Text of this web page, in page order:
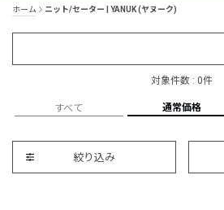
ホーム ニット/セーター | YANUK (ヤヌーク)
対象件数 : 0件
すべて 通常価格
絞り込み